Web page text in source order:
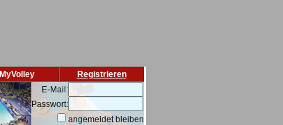
Registrieren
MyVolley
E-Mail:
Passwort:
angemeldet bleiben